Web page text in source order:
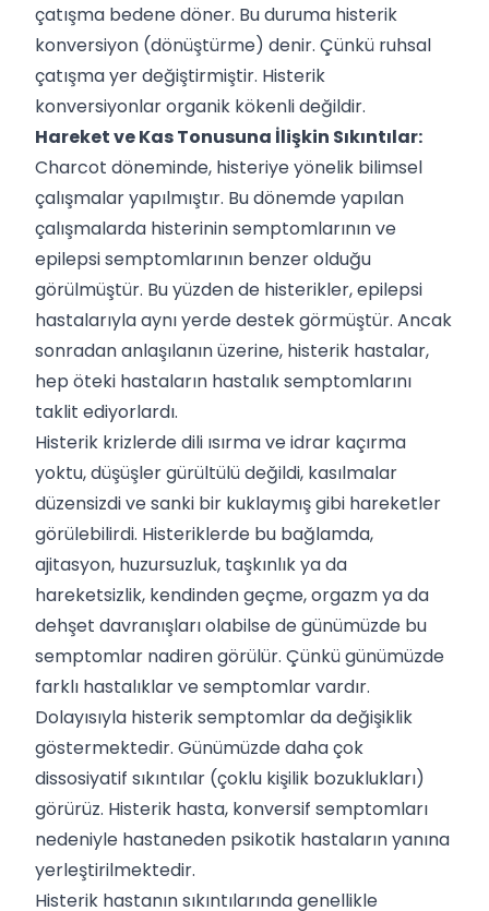
çatışma bedene döner. Bu duruma histerik
konversiyon (dönüştürme) denir. Çünkü ruhsal
çatışma yer değiştirmiştir. Histerik
konversiyonlar organik kökenli değildir.
Hareket ve Kas Tonusuna İlişkin Sıkıntılar:
Charcot döneminde, histeriye yönelik bilimsel
çalışmalar yapılmıştır. Bu dönemde yapılan
çalışmalarda histerinin semptomlarının ve
epilepsi semptomlarının benzer olduğu
görülmüştür. Bu yüzden de histerikler, epilepsi
hastalarıyla aynı yerde destek görmüştür. Ancak
sonradan anlaşılanın üzerine, histerik hastalar,
hep öteki hastaların hastalık semptomlarını
taklit ediyorlardı.
Histerik krizlerde dili ısırma ve idrar kaçırma
yoktu, düşüşler gürültülü değildi, kasılmalar
düzensizdi ve sanki bir kuklaymış gibi hareketler
görülebilirdi. Histeriklerde bu bağlamda,
ajitasyon, huzursuzluk, taşkınlık ya da
hareketsizlik, kendinden geçme, orgazm ya da
dehşet davranışları olabilse de günümüzde bu
semptomlar nadiren görülür. Çünkü günümüzde
farklı hastalıklar ve semptomlar vardır.
Dolayısıyla histerik semptomlar da değişiklik
göstermektedir. Günümüzde daha çok
dissosiyatif sıkıntılar (çoklu kişilik bozuklukları)
görürüz. Histerik hasta, konversif semptomları
nedeniyle hastaneden psikotik hastaların yanına
yerleştirilmektedir.
Histerik hastanın sıkıntılarında genellikle